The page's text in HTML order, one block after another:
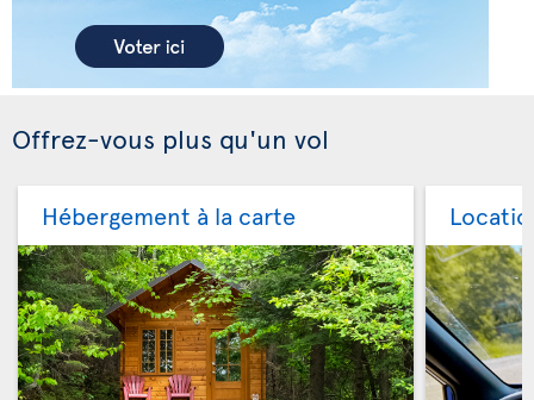
Offrez-vous plus qu'un vol
Hébergement à la carte